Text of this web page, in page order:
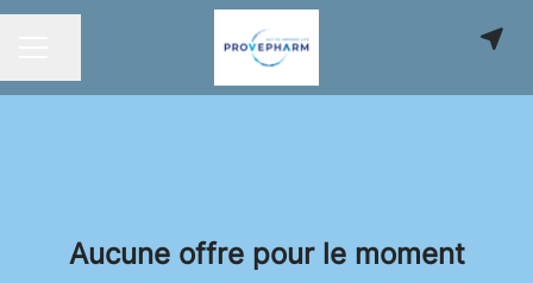
Aucune offre pour le moment